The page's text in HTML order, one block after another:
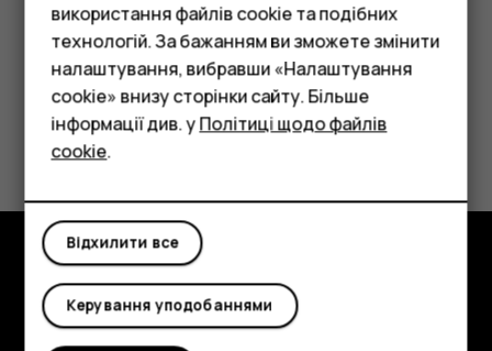
Смартфони
Фічерфони
Аксесуари
Планшети
Це було для вас корисним?
Огляд
Детальніше
використання файлів cookie та подібних
технологій. За бажанням ви зможете змінити
налаштування, вибравши «Налаштування
cookie» внизу сторінки сайту. Більше
інформації див. уПолітиці щодо файлів
cookie.
Відхилити все
Керування уподобаннями